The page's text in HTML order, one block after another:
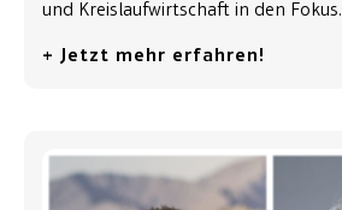
und Kreislaufwirtschaft in den Fokus.
+ Jetzt mehr erfahren!